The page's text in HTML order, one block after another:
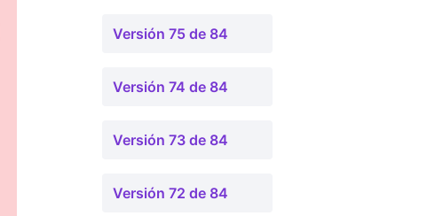
Versión 75 de 84
Versión 74 de 84
Versión 73 de 84
Versión 72 de 84